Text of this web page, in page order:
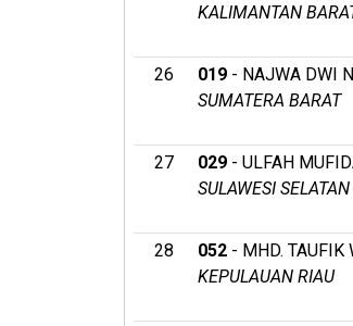
KALIMANTAN
26
019 - NAJWA DWI
SUMATERA BARAT
27
029 - ULFAH
SULAWESI SELATAN
28
052 - MHD. TAUFIK
KEPULAUAN RIAU